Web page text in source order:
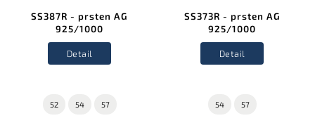
SS387R - prsten AG
925/1000
Detail
52 54 57
SS373R - prsten AG
925/1000
Detail
54 57